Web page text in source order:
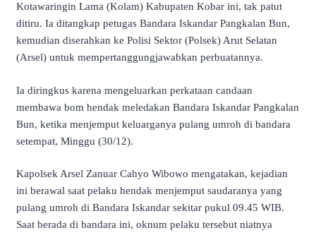
Kotawaringin Lama (Kolam) Kabupaten Kobar ini, tak patut
ditiru. Ia ditangkap petugas Bandara Iskandar Pangkalan Bun,
kemudian diserahkan ke Polisi Sektor (Polsek) Arut Selatan
(Arsel) untuk mempertanggungjawabkan perbuatannya.
Ia diringkus karena mengeluarkan perkataan candaan
membawa bom hendak meledakan Bandara Iskandar Pangkalan
Bun, ketika menjemput keluarganya pulang umroh di bandara
setempat, Minggu (30/12).
Kapolsek Arsel Zanuar Cahyo Wibowo mengatakan, kejadian
ini berawal saat pelaku hendak menjemput saudaranya yang
pulang umroh di Bandara Iskandar sekitar pukul 09.45 WIB.
Saat berada di bandara ini, oknum pelaku tersebut niatnya